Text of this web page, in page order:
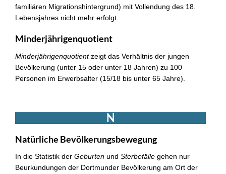
familiären Migrationshintergrund) mit Vollendung des 18.
Lebensjahres nicht mehr erfolgt.
Minderjährigenquotient
Minderjährigenquotientzeigt das Verhältnis der jungen
Bevölkerung (unter 15 oder unter 18 Jahren) zu 100
Personen im Erwerbsalter (15/18 bis unter 65 Jahre).
N
Natürliche Bevölkerungsbewegung
In die Statistik der Geburten und Sterbefälle gehen nur
Beurkundungen der Dortmunder Bevölkerung am Ort der